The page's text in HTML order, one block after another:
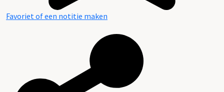
Favoriet of een notitie maken